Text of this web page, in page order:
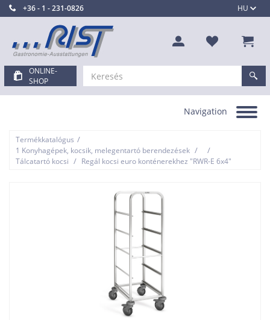
HU
+36 - 1 - 231-0826
ONLINE-
SHOP
Toggle
Navigation
Termékkatalógus /
1 Konyhagépek, kocsik, melegentartó berendezések / /
Tálcatartó kocsi / Regál kocsi euro konténerekhez "RWR-E 6x4"